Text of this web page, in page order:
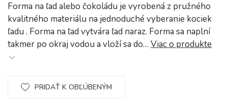
Forma na ľad alebo čokoládu je vyrobená z pružného
kvalitného materiálu na jednoduché vyberanie kociek
ľadu . Forma na ľad vytvára ľad naraz. Forma sa naplní
takmer po okraj vodou a vloží sa do… Viac o produkte
PRIDAŤ K OBĽÚBENÝM